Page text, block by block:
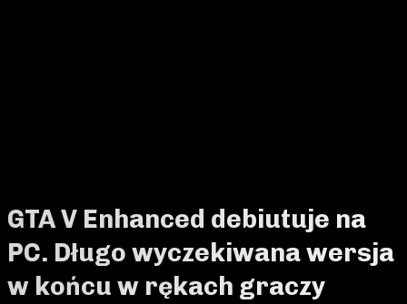
GTA V Enhanced debiutuje na
PC. Długo wyczekiwana wersja
w końcu w rękach graczy